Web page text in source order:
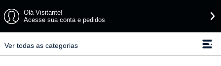
Olá Visitante!
Acesse sua conta e pedidos
Ver todas as categorias